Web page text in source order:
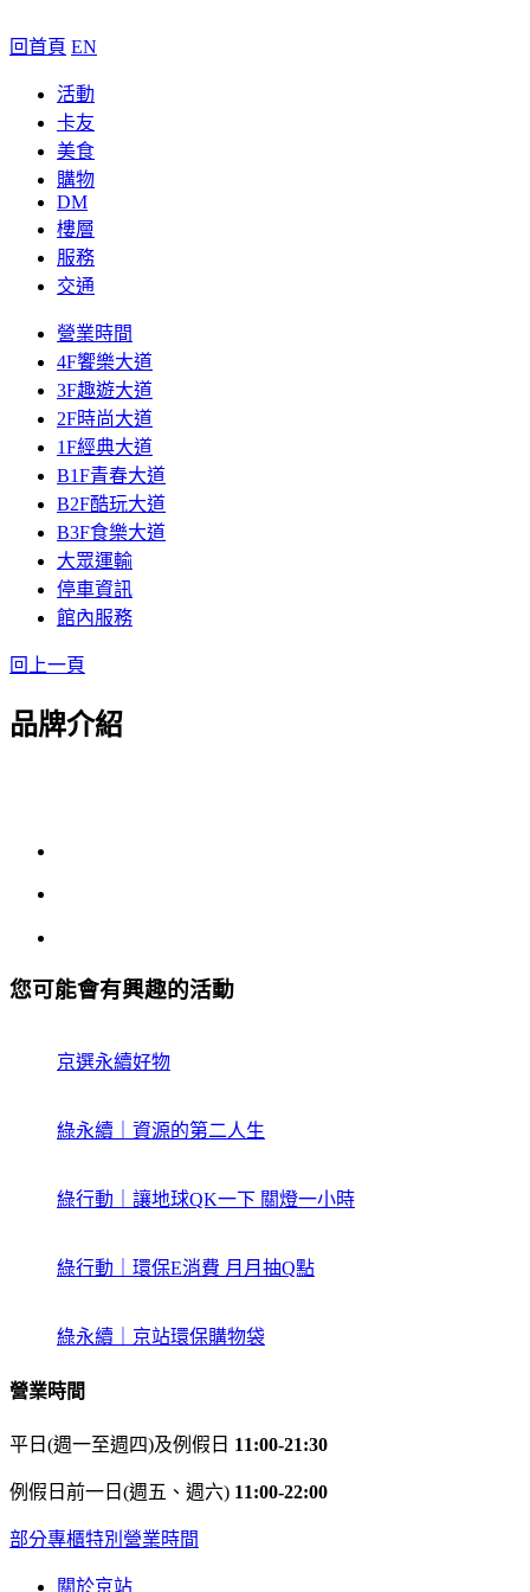
回首頁 EN
活動
卡友
美食
購物
DM
樓層
服務
交通
營業時間
4F饗樂大道
3F趣遊大道
2F時尚大道
1F經典大道
B1F青春大道
B2F酷玩大道
B3F食樂大道
大眾運輸
停車資訊
館內服務
回上一頁
品牌介紹
您可能會有興趣的活動
京選永續好物
綠永續｜資源的第二人生
綠行動｜讓地球QK一下 關燈一小時
綠行動｜環保E消費 月月抽Q點
綠永續｜京站環保購物袋
營業時間
平日(週一至週四)及例假日 11:00-21:30
例假日前一日(週五、週六) 11:00-22:00
部分專櫃特別營業時間
關於京站